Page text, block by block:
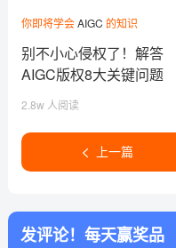
你即将学会AIGC 的知识
别不小心侵权了！解答
AIGC版权8大关键问题
2.8w 人阅读
上一篇
发评论！每天赢奖品